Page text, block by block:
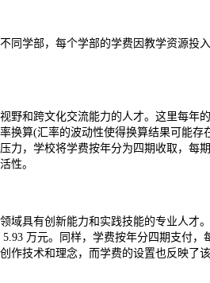
同学部，每个学部的学费因教学资源投
野和跨文化交流能力的人才。这里每年
换算(汇率的波动性使得换算结果可能存
力，学校将学费按年分为四期收取，每
性。
域具有创新能力和实践技能的专业人才
万元。同样，学费按年分四期支付，
作技术和理念，而学费的设置也反映了